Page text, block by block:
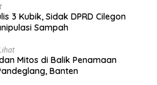
3 Kubik, Sidak DPRD Cilegon
Sampah
Mitos di Balik Penamaan
Banten